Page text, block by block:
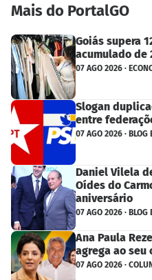
Mais do PortalGO
Goiás supera
acumulado de
07 AGO 2026 ·
Slogan
entre
07 AGO 2026 · BLOG
Daniel Vilela
Oídes do
aniversário
07 AGO 2026 · BLOG
Ana Paula
agrega ao seu
07 AGO 2026 ·